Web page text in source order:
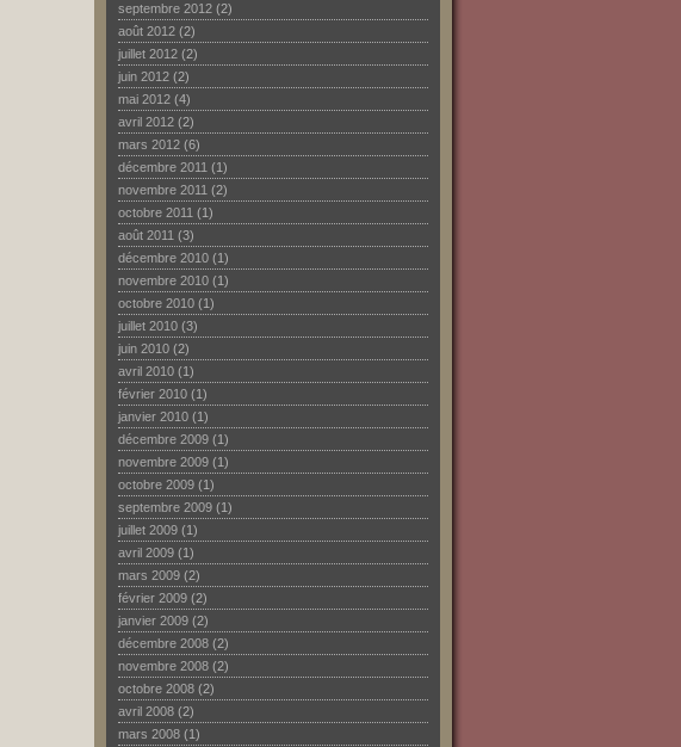
septembre 2012 (2)
août 2012 (2)
juillet 2012 (2)
juin 2012 (2)
mai 2012 (4)
avril 2012 (2)
mars 2012 (6)
décembre 2011 (1)
novembre 2011 (2)
octobre 2011 (1)
août 2011 (3)
décembre 2010 (1)
novembre 2010 (1)
octobre 2010 (1)
juillet 2010 (3)
juin 2010 (2)
avril 2010 (1)
février 2010 (1)
janvier 2010 (1)
décembre 2009 (1)
novembre 2009 (1)
octobre 2009 (1)
septembre 2009 (1)
juillet 2009 (1)
avril 2009 (1)
mars 2009 (2)
février 2009 (2)
janvier 2009 (2)
décembre 2008 (2)
novembre 2008 (2)
octobre 2008 (2)
avril 2008 (2)
mars 2008 (1)